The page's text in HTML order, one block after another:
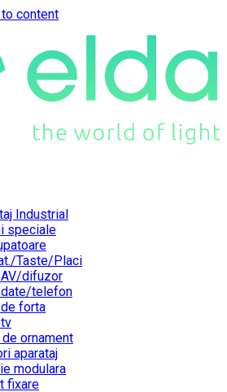
content
Industrial
speciale
Taste/Placi
difuzor
telefon
forta
de ornament
aparataj
modulara
fixare